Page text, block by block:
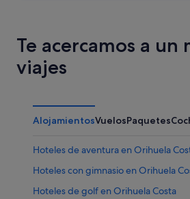
Te acercamos a un
viajes
AlojamientosVuelosPaquetes
Hoteles de aventura en Orihuela
Hoteles con gimnasio en Orihuela
Hoteles de golf en Orihuela Costa